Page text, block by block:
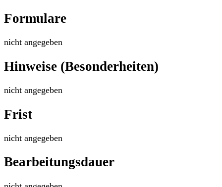
Formulare
nicht angegeben
Hinweise (Besonderheiten)
nicht angegeben
Frist
nicht angegeben
Bearbeitungsdauer